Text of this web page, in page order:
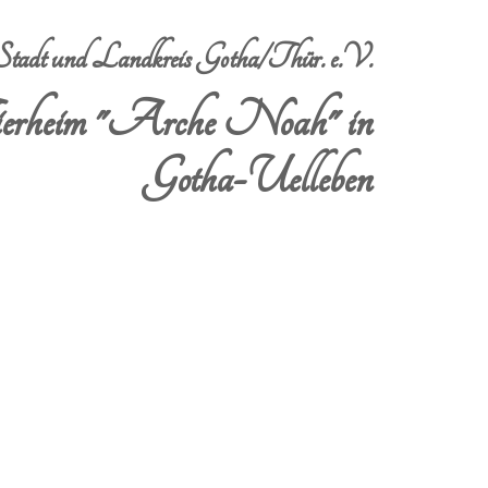
und Landkreis Gotha/Thür. e.V.
"Arche Noah" in
Gotha-Uelleben